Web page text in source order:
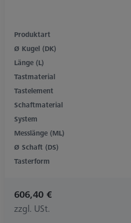
Produktart
Ø Kugel (DK)
Länge (L)
Tastmaterial
Tastelement
Schaftmaterial
System
Messlänge (ML)
Ø Schaft (DS)
Tasterform
606,40 €
zzgl. USt.